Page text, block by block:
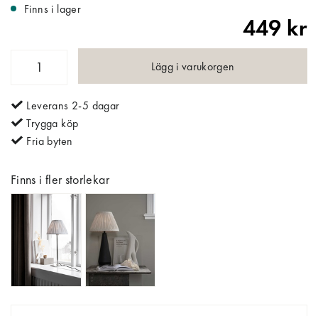
Finns i lager
449 kr
Lägg i varukorgen
Leverans 2-5 dagar
Trygga köp
Fria byten
Finns i fler storlekar